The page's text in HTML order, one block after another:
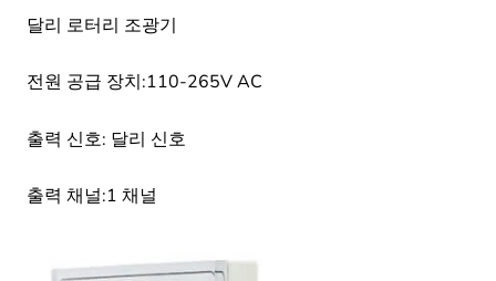
달리 로터리 조광기
전원 공급 장치:110-265V AC
출력 신호: 달리 신호
출력 채널:1 채널